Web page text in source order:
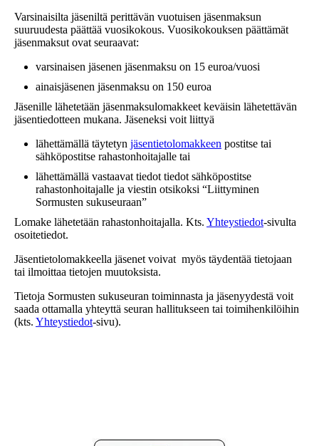
Varsinaisilta jäseniltä perittävän vuotuisen jäsenmaksun
suuruudesta päättää vuosikokous. Vuosikokouksen päättämät
jäsenmaksut ovat seuraavat:
varsinaisen jäsenen jäsenmaksu on 15 euroa/vuosi
ainaisjäsenen jäsenmaksu on 150 euroa
Jäsenille lähetetään jäsenmaksulomakkeet keväisin lähetettävän
jäsentiedotteen mukana. Jäseneksi voit liittyä
lähettämällä täytetyn jäsentietolomakkeen postitse tai
sähköpostitse rahastonhoitajalle tai
lähettämällä vastaavat tiedot tiedot sähköpostitse
rahastonhoitajalle ja viestin otsikoksi “Liittyminen
Sormusten sukuseuraan”
Lomake lähetetään rahastonhoitajalla. Kts. Yhteystiedot-sivulta
osoitetiedot.
Jäsentietolomakkeella jäsenet voivat myös täydentää tietojaan
tai ilmoittaa tietojen muutoksista.
Tietoja Sormusten sukuseuran toiminnasta ja jäsenyydestä voit
saada ottamalla yhteyttä seuran hallitukseen tai toimihenkilöihin
(kts. Yhteystiedot-sivu).